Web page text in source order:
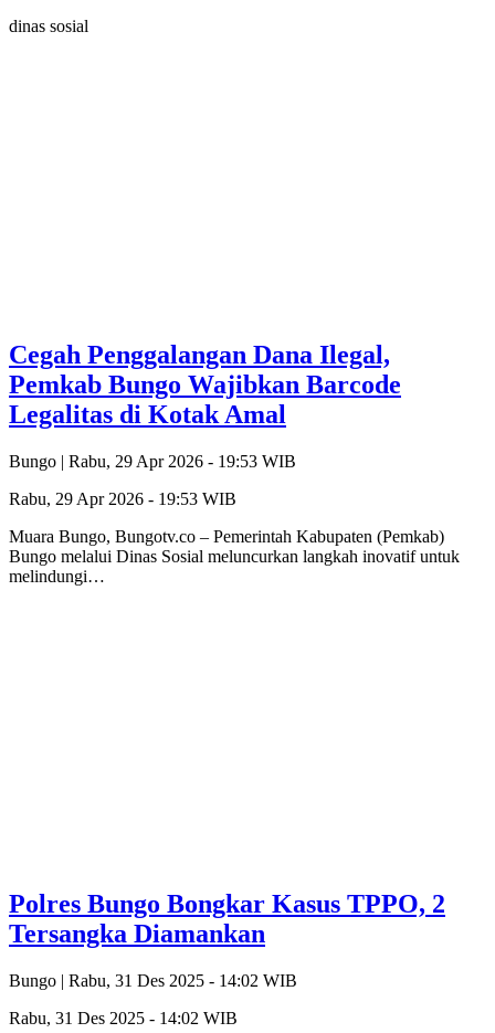
dinas sosial
Cegah Penggalangan Dana Ilegal,
Pemkab Bungo Wajibkan Barcode
Legalitas di Kotak Amal
Bungo | Rabu, 29 Apr 2026 - 19:53 WIB
Rabu, 29 Apr 2026 - 19:53 WIB
Muara Bungo, Bungotv.co – Pemerintah Kabupaten (Pemkab)
Bungo melalui Dinas Sosial meluncurkan langkah inovatif untuk
melindungi…
Polres Bungo Bongkar Kasus TPPO, 2
Tersangka Diamankan
Bungo | Rabu, 31 Des 2025 - 14:02 WIB
Rabu, 31 Des 2025 - 14:02 WIB